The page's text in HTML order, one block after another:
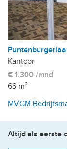
Kantoor
€ 1.300 /mnd
66 m²
MVGM
Altijd als eerste